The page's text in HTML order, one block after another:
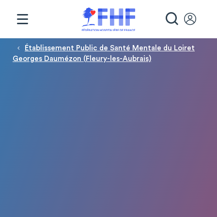
Fil d'Ariane
Établissement Public de Santé Mentale du Loiret
Georges Daumézon (Fleury-les-Aubrais)
Panneau de gestion des cookies